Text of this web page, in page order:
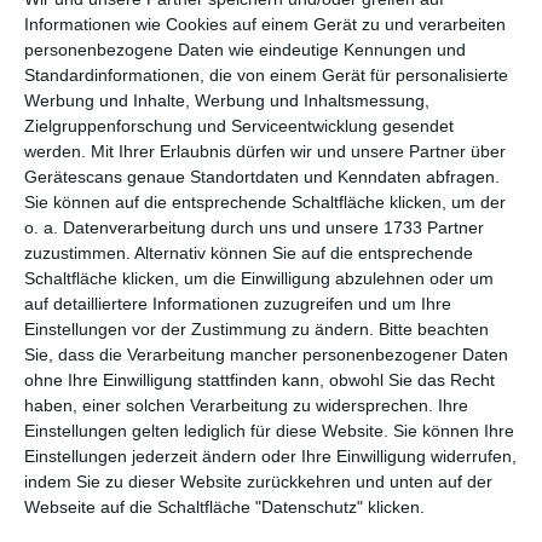
Informationen wie Cookies auf einem Gerät zu und verarbeiten
personenbezogene Daten wie eindeutige Kennungen und
Standardinformationen, die von einem Gerät für personalisierte
Werbung und Inhalte, Werbung und Inhaltsmessung,
Zielgruppenforschung und Serviceentwicklung gesendet
werden.
Mit Ihrer Erlaubnis dürfen wir und unsere Partner über
Gerätescans genaue Standortdaten und Kenndaten abfragen.
Sie können auf die entsprechende Schaltfläche klicken, um der
o. a. Datenverarbeitung durch uns und unsere 1733 Partner
zuzustimmen. Alternativ können Sie auf die entsprechende
Schaltfläche klicken, um die Einwilligung abzulehnen oder um
auf detailliertere Informationen zuzugreifen und um Ihre
Einstellungen vor der Zustimmung zu ändern.
Bitte beachten
Sie, dass die Verarbeitung mancher personenbezogener Daten
ohne Ihre Einwilligung stattfinden kann, obwohl Sie das Recht
haben, einer solchen Verarbeitung zu widersprechen. Ihre
Einstellungen gelten lediglich für diese Website. Sie können Ihre
Einstellungen jederzeit ändern oder Ihre Einwilligung widerrufen,
indem Sie zu dieser Website zurückkehren und unten auf der
Webseite auf die Schaltfläche "Datenschutz" klicken.
TEILEN
Facebook, Twitter, WhatsApp, ...
WEITERE KARTEN IN DIESEN
KATEGORIEN ANSEHEN
Feiertage, Festtage
Halloween